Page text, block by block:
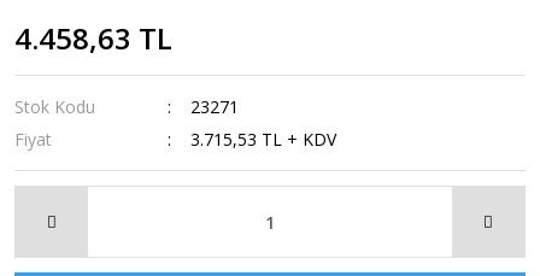
4.458,63 TL
Stok Kodu
23271
Fiyat
3.715,53 TL + KDV